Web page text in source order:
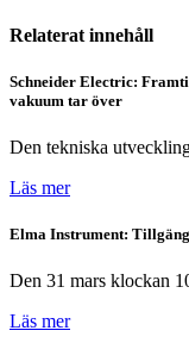
Relaterat innehåll
Schneider Electric:
vakuum tar över
Den tekniska
Läs mer
Elma Instrument:
Den 31 mars klockan
Läs mer